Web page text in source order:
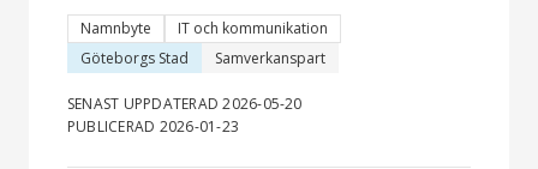
Namnbyte
IT och kommunikation
Göteborgs Stad
Samverkanspart
SENAST UPPDATERAD 2026-05-20
PUBLICERAD 2026-01-23